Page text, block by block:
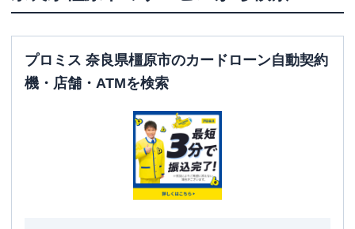
プロミス 奈良県橿原市のカードローン自動契約
機・店舗・ATMを検索